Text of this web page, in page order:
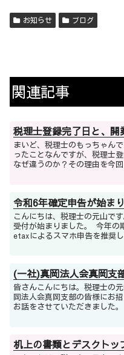
お知らせ ブログ
関連記事
税理士登録完了日と、開
まいど、税理士のもっちゃんです。 そういえば、今回経
ったことなんですが、税理士登録
なぜ違うのか？その理由を今回は解説しま
令和6年確定申告が始ま
こんにちは、税理士の元山です。 2月17日から令和6年の確定
受付が始まりました。 今年の期限は3月17日となります。 税務署が
etaxによるスマホ申告を推奨
(一社)真岡法人会真岡支
皆さんこんにちは。税理士の元山です。 令和７年
岡法人会真岡支部の皆様にお
お話をさせていただきました。 講演のテーマは一任していただ
机上の書類とデスクトッ